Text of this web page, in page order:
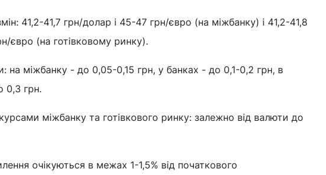
41,2-41,7 грн/долар і 45-47 грн/євро (на міжбанку) і 41,2-41,8
євро (на готівковому ринку).
на міжбанку - до 0,05-0,15 грн, у банках - до 0,1-0,2 грн, в
0,3 грн.
міжбанку та готівкового ринку: залежно від валюти до
очікуються в межах 1-1,5% від початкового